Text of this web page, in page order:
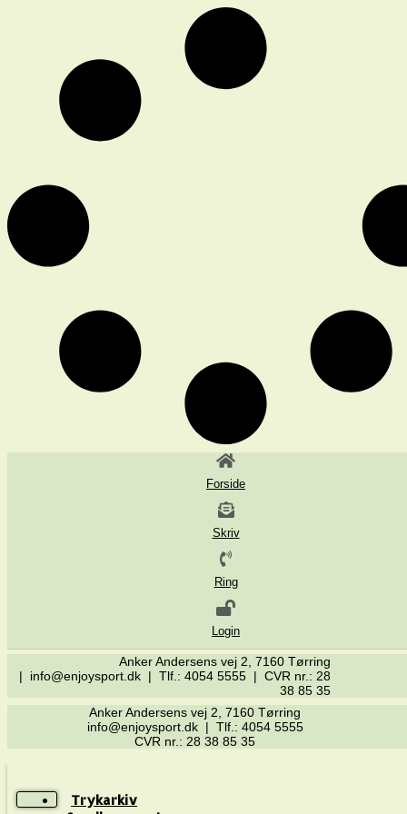
Forside
Skriv
Ring
Login
Anker Andersens vej 2, 7160 Tørring
| info@enjoysport.dk | Tlf.: 4054 5555 | CVR nr.: 28
38 85 35
Anker Andersens vej 2, 7160 Tørring
info@enjoysport.dk | Tlf.: 4054 5555
CVR nr.: 28 38 85 35
Trykarkiv